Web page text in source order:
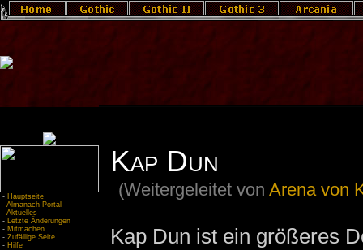
- Hauptseite
- Almanach-Portal
- Aktuelles
- Letzte Änderungen
- Mitmachen
- Zufällige Seite
- Hilfe
Kap Dun
(Weitergeleitet vonArena von
Kap Dun ist ein größeres